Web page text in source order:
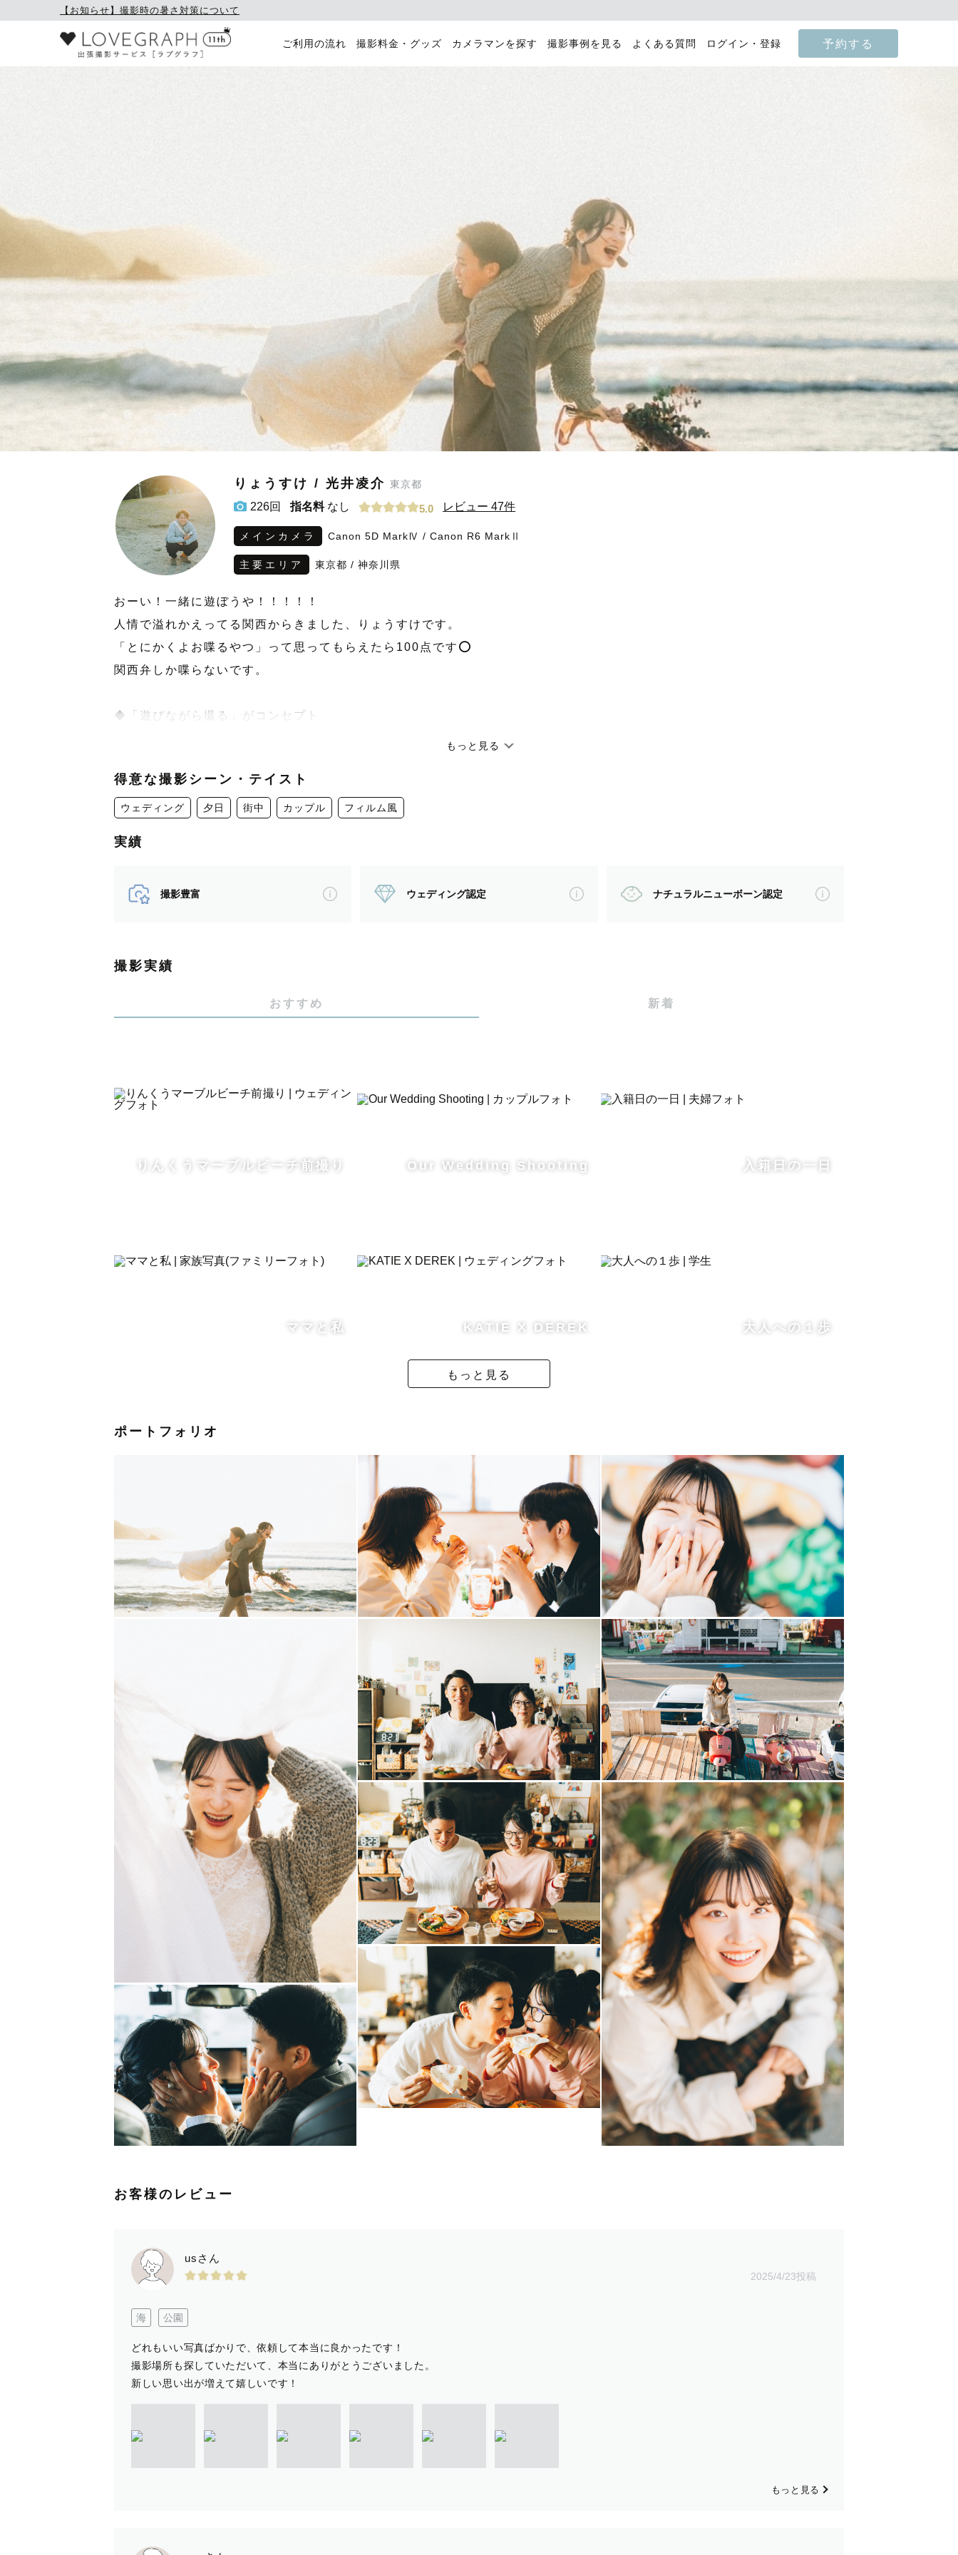
【お知らせ】撮影時の暑さ対策について
ご利用の流れ 撮影料金・グッズ カメラマンを探す 撮影事例を見る よくある質問 ログイン・登録 予約する
りょうすけ / 光井凌介 東京都
226回 指名料なし 5.0 レビュー 47件
メインカメラ Canon 5D MarkⅣ / Canon R6 MarkⅡ
主要エリア 東京都 / 神奈川県
おーい！一緒に遊ぼうや！！！！！
人情で溢れかえってる関西からきました、りょうすけです。
「とにかくよお喋るやつ」って思ってもらえたら100点です⭕️
関西弁しか喋らないです。
◆「遊びながら撮る」がコンセプト
◇ 何気ない日常が「特別に」なるように撮ります📸
【僕のこと】
趣味 : バスケ、スノボ、スポーツ観戦、お酒を飲むこと
2021年〜 4月 フリーランスカメラマンとして独立
2025年 3月〜 関東Lovegrapher ↩︎ New!!!
撮影までのやり取りの中で「こんなん撮ってほしい！」「出会った場所と同じところで撮ってほしい！」「依頼したきっか
過去の撮影でカップルやご夫婦を撮影した際、いただいた言葉が「初めてやとは思わんかった！」とおっしゃっていただきま
遠方のゲストさんには別途交通費の相談をさせていただくことがございますが、全国どこでも出張いたしますので
【 撮影コンセプト 】
『⛹️一緒に日常を遊びながら撮る🏂』です！
友達と遊んだ日って余韻に浸りながら帰ってる方が多いと思います。
そして後日友達と会った時「あの日楽しかったな〜」って思い出話をする人もいたり！
定番の撮影よりも型にハマらない撮影が大の得意です！
やさしくて暖かく笑い声が聞こえてくる写真を残せるように！！
僕の性格上、無言が苦手なのでたくさんお話ししながら撮影をさせていただいております！
【特徴 】
僕の写真は「楽しそうで、温かい」です。
指示をして笑顔になってもらうのではなく、「自然体の笑顔」を引き出すことが大の得意です。
「今のありのまま」を残すことを大事にしております。
【ファミリー撮影を希望される方へ】
学生時代に4年間、児童館で放課後学童のアルバイトの経験があります。
僕自身、子どもが大好きなのですぐに仲良くなれます！
人見知りする子どもでも満面の笑みを引き出すことが得意です。
【ご予約前のご相談について】
公式LINE : https://lin.ee/2UFpzge
予定で×になってる日もありますが、撮影場所によっては可能な場合もございますので、まずは一度ご連絡ください。
手話でコミュニケーション可能（日本語対応手話 / 日本手話どちらも可）
お子さまを連れての撮影も可能となっております。その場合は付き添いの方を１名連れて頂きますようお願いいたします！
【 撮影の流れ 】
撮影 → 編集 → 納品
納品期間 : 1週間〜２週間
もっと見る
得意な撮影シーン・テイスト
ウェディング 夕日 街中 カップル フィルム風
実績
撮影豊富 ウェディング認定 ナチュラルニューボーン認定
撮影実績
おすすめ 新着
りんくうマーブルビーチ前撮り Our Wedding Shooting 入籍日の一日
ママと私 KATIE X DEREK 大人への１歩
もっと見る
ポートフォリオ
お客様のレビュー
usさん
2025/4/23投稿
海 公園
どれもいい写真ばかりで、依頼して本当に良かったです！
撮影場所も探していただいて、本当にありがとうございました。
新しい思い出が増えて嬉しいです！
もっと見る